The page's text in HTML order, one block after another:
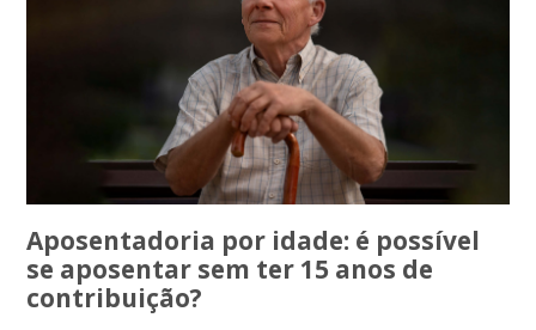
Aposentadoria por idade: é possível
se aposentar sem ter 15 anos de
contribuição?